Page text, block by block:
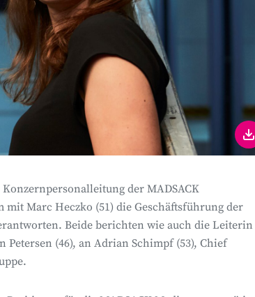
der MADSACK
Marc Heczko (51) die Geschäftsführung der
Beide berichten wie auch die Leiterin
(46), an Adrian Schimpf (53), Chief